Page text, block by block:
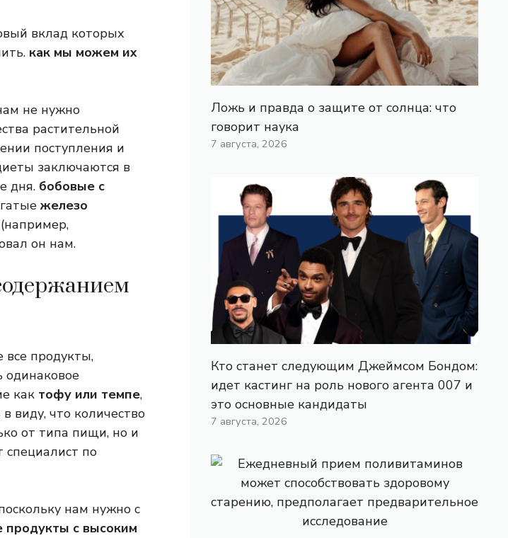
вклад которых
как мы можем их
не нужно
растительной
поступления и
заключаются в
дня. бобовые с
железо
он нам.
все продукты,
одинаковое
как тофу или темпе,
виду, что количество
от типа пищи, но и
по
нам нужно с
продукты с высоким
Ложь и правда о защите от солнца: что
говорит наука
7 августа, 2026
Кто станет следующим Джеймсом Бондом:
идет кастинг на роль нового агента 007 и
это основные кандидаты
7 августа, 2026